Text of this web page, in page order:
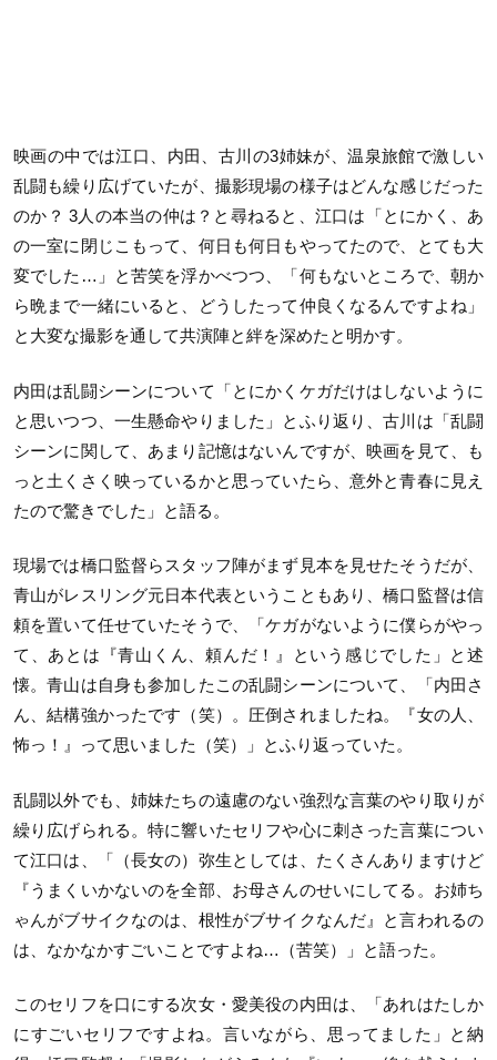
映画の中では江口、内田、古川の3姉妹が、温泉旅館で激しい
乱闘も繰り広げていたが、撮影現場の様子はどんな感じだった
のか？ 3人の本当の仲は？と尋ねると、江口は「とにかく、あ
の一室に閉じこもって、何日も何日もやってたので、とても大
変でした…」と苦笑を浮かべつつ、「何もないところで、朝か
ら晩まで一緒にいると、どうしたって仲良くなるんですよね」
と大変な撮影を通して共演陣と絆を深めたと明かす。
内田は乱闘シーンについて「とにかくケガだけはしないように
と思いつつ、一生懸命やりました」とふり返り、古川は「乱闘
シーンに関して、あまり記憶はないんですが、映画を見て、も
っと土くさく映っているかと思っていたら、意外と⻘春に見え
たので驚きでした」と語る。
現場では橋口監督らスタッフ陣がまず見本を見せたそうだが、
⻘山がレスリング元日本代表ということもあり、橋口監督は信
頼を置いて任せていたそうで、「ケガがないように僕らがやっ
て、あとは『⻘山くん、頼んだ！』という感じでした」と述
懐。⻘山は自身も参加したこの乱闘シーンについて、「内田さ
ん、結構強かったです（笑）。圧倒されましたね。『女の人、
怖っ！』って思いました（笑）」とふり返っていた。
乱闘以外でも、姉妹たちの遠慮のない強烈な言葉のやり取りが
繰り広げられる。特に響いたセリフや心に刺さった言葉につい
て江口は、「（⻑女の）弥生としては、たくさんありますけど
『うまくいかないのを全部、お母さんのせいにしてる。お姉ち
ゃんがブサイクなのは、根性がブサイクなんだ』と言われるの
は、なかなかすごいことですよね…（苦笑）」と語った。
このセリフを口にする次女・愛美役の内田は、「あれはたしか
にすごいセリフですよね。言いながら、思ってました」と納